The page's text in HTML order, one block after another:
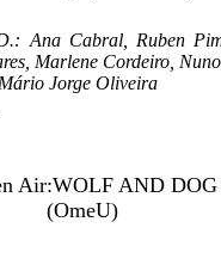
Ana Cabral, Ruben
Marlene Cordeiro,
Jorge Oliveira